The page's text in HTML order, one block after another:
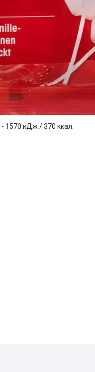
- 1570 кДж / 370 ккал.